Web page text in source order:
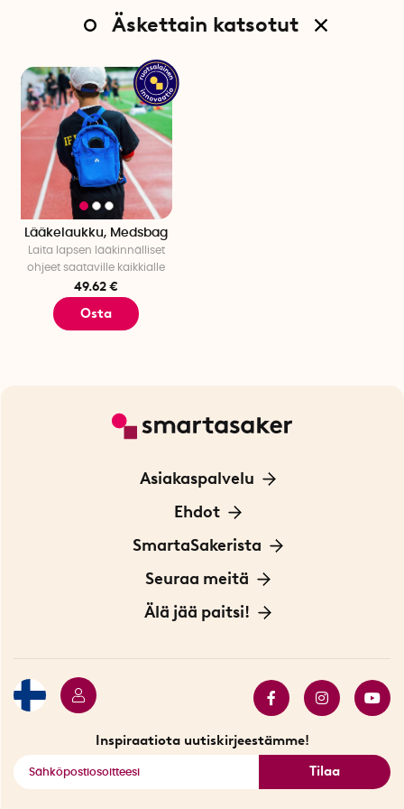
Äskettain katsotut
Lääkelaukku, Medsbag
Laita lapsen lääkinnälliset
ohjeet saataville kaikkialle
49.62 €
Osta
Asiakaspalvelu
Ota yhteyttä
Ehdot
Tietoa evästeistä
Yksityisyydensuoja
Sopimusehdot
SmartaSakerista
Meistä
Myymälä Tukholmassa
Seuraa meitä
Innovaattoriblogi
Älä jää paitsi!
Inspiraatiota uutiskirjeestämme!
Tilaa